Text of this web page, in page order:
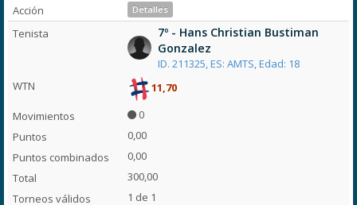
Detalles
7º - Hans Christian Bustiman
Gonzalez
ID. 211325, ES: AMTS, Edad: 18
11,70
0
0,00
0,00
300,00
1 de 1